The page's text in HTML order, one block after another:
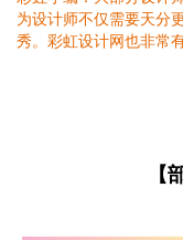
为设计师不仅需要天分
秀。彩虹设计网也非常
【